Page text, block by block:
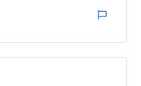
Preisniveau schon